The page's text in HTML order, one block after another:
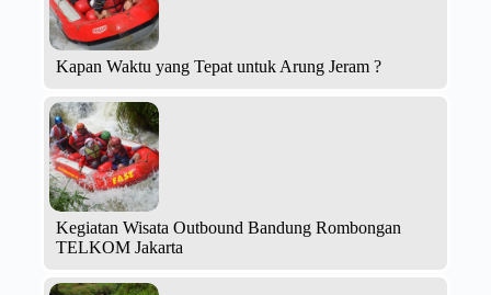
Kapan Waktu yang Tepat untuk Arung Jeram ?
Kegiatan Wisata Outbound Bandung Rombongan
TELKOM Jakarta